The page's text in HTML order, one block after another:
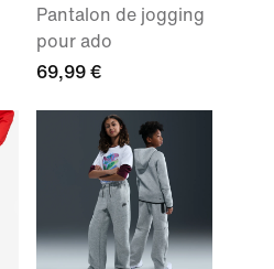
Pantalon de jogging
pour ado
69,99 €